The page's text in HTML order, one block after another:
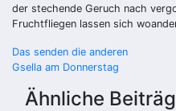
der stechende Geruch nach
Fruchtfliegen lassen sich
Das senden die anderen
Gsella am Donnerstag
Ähnliche